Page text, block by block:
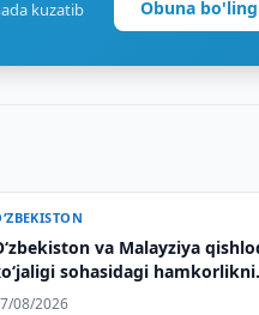
kuzatib
Obuna bo'ling
va Malayziya
sohasidagi hamkorlikni
08/2026